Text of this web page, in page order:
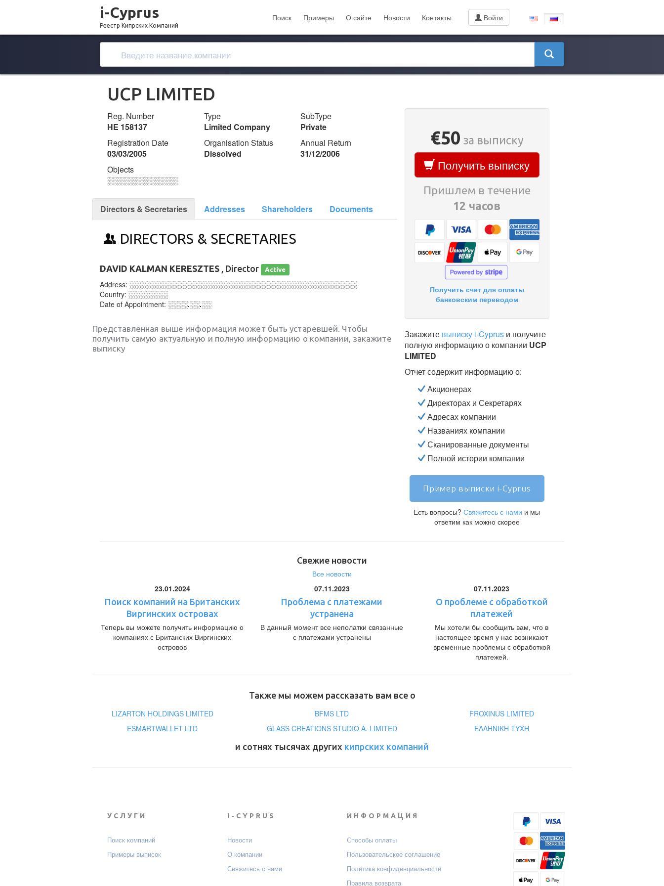
i-Cyprus
Реестр Кипрских Компаний
Поиск Примеры О сайте Новости Контакты Войти
UCP LIMITED
Reg. Number
ΗΕ 158137
Type
Limited Company
SubType
Private
Registration Date
03/03/2005
Organisation Status
Dissolved
Annual Return
31/12/2006
Objects
░░░░░░░░░░░░░
Directors & Secretaries Addresses Shareholders Documents
DIRECTORS & SECRETARIES
DAVID KALMAN KERESZTES , Director Active
Address: ░░░░░░░░░░░░░░░░░░░░░░░░░░░░░░░░░░░░░░░░░░░░░░
Country: ░░░░░░░░
Date of Appointment: ░░░░.░░.░░
Представленная выше информация может быть устаревшей. Чтобы
получить самую актуальную и полную информацию о компании, закажите
выписку
€50 за выписку
Получить выписку
Пришлем в течение
12 часов
Получить счет для оплаты
банковским переводом
Закажите выписку i-Cyprusи получите
полную информацию о компании UCP
LIMITED
Отчет содержит информацию о:
Акционерах
Директорах и Секретарях
Адресах компании
Названиях компании
Сканированные документы
Полной истории компании
Пример выписки i-Cyprus
Есть вопросы?Свяжитесь с нами и мы
ответим как можно скорее
Свежие новости
Все новости
23.01.2024
Поиск компаний на Британских
Виргинских островах
Теперь вы можете получить информацию о
компаниях с Британских Виргинских
островов
07.11.2023
Проблема с платежами
устранена
В данный момент все неполатки связанные
с платежами устранены
07.11.2023
О проблеме с обработкой
платежей
Мы хотели бы сообщить вам, что в
настоящее время у нас возникают
временные проблемы с обработкой
платежей.
Также мы можем рассказать вам все о
LIZARTON HOLDINGS LIMITED
BFMS LTD
FROXINUS LIMITED
ESMARTWALLET LTD
GLASS CREATIONS STUDIO A. LIMITED
ΕΛΛΗΝΙΚΗ ΤΥΧΗ
и сотнях тысячах других кипрских компаний
УСЛУГИ
Поиск компаний
Примеры выписок
I-CYPRUS
Новости
О компании
Свяжитесь с нами
ИНФОРМАЦИЯ
Способы оплаты
Пользовательское соглашение
Политика конфиденциальности
Правила возврата